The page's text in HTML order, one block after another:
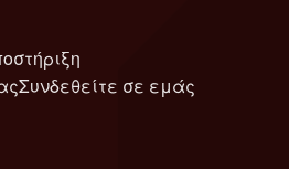
Συνδεθείτε σε εμάς